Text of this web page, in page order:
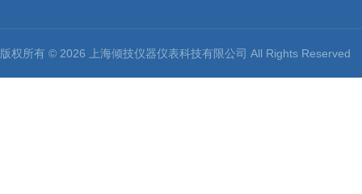
版权所有 © 2026 上海倾技仪器仪表科技有限公司 All Rights